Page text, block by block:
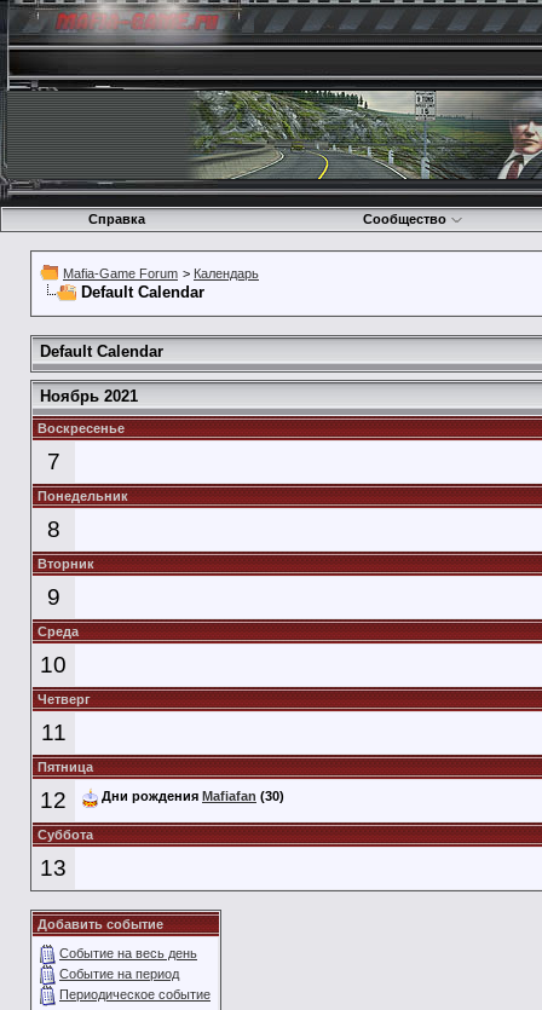
Справка Сообщество
Mafia-Game Forum > Календарь
Default Calendar
Default Calendar
Ноябрь 2021
Воскресенье
7
Понедельник
8
Вторник
9
Среда
10
Четверг
11
Пятница
12 Дни рождения Mafiafan (30)
Суббота
13
Добавить событие
Событие на весь день
Событие на период
Периодическое событие